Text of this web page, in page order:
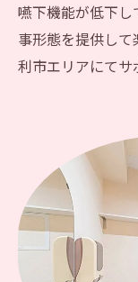
嚥下機能が低下
事形態を提供し
利市エリアにてサ